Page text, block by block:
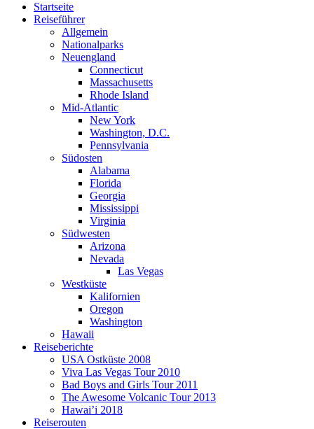
Startseite
Reiseführer
Allgemein
Nationalparks
Neuengland
Connecticut
Massachusetts
Rhode Island
Mid-Atlantic
New York
Washington, D.C.
Pennsylvania
Südosten
Alabama
Florida
Georgia
Mississippi
Virginia
Südwesten
Arizona
Nevada
Las Vegas
Westküste
Kalifornien
Oregon
Washington
Hawaii
Reiseberichte
USA Ostküste 2008
Viva Las Vegas Tour 2010
Bad Boys and Girls Tour 2011
The Awesome Volcanic Tour 2013
Hawai’i 2018
Reiserouten